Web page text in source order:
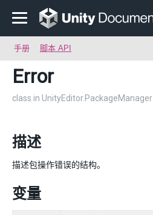
手册 脚本 API
Error
class in UnityEditor.PackageManager
描述
描述包操作错误的结构。
变量